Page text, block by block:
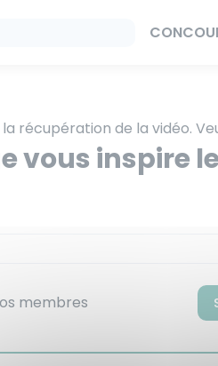
récupération de la vidéo.
vous inspire
membres